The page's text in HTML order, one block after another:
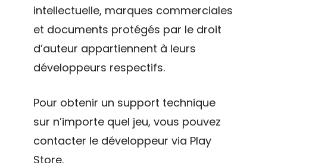
intellectuelle, marques commerciales
et documents protégés par le droit
d’auteur appartiennent à leurs
développeurs respectifs.
Pour obtenir un support technique
sur n’importe quel jeu, vous pouvez
contacter le développeur via Play
Store.